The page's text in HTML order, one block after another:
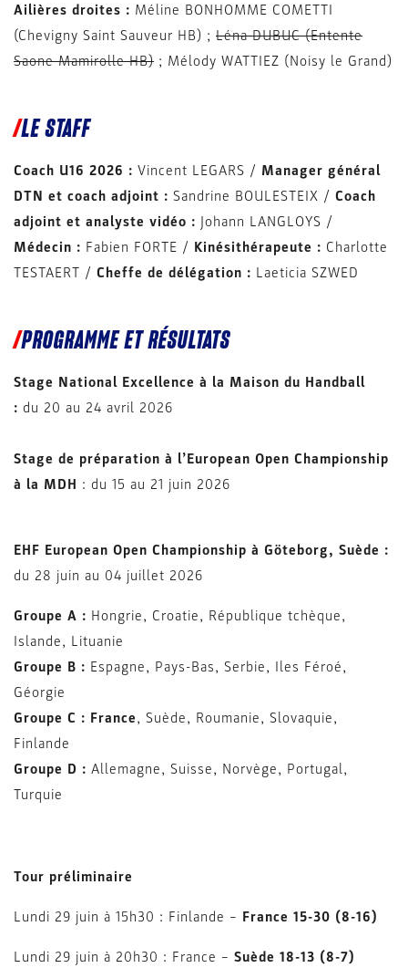
Ailières droites : Méline BONHOMME COMETTI
(Chevigny Saint Sauveur HB) ; Léna DUBUC (Entente
Saone Mamirolle HB) ; Mélody WATTIEZ (Noisy le Grand)
LE STAFF
Coach U16 2026 : Vincent LEGARS / Manager général
DTN et coach adjoint : Sandrine BOULESTEIX / Coach
adjoint et analyste vidéo : Johann LANGLOYS /
Médecin : Fabien FORTE / Kinésithérapeute : Charlotte
TESTAERT / Cheffe de délégation : Laeticia SZWED
PROGRAMME ET RÉSULTATS
Stage National Excellence à la Maison du Handball
: du 20 au 24 avril 2026
Stage de préparation à l’European Open Championship
à la MDH : du 15 au 21 juin 2026
EHF European Open Championship à Göteborg, Suède :
du 28 juin au 04 juillet 2026
Groupe A : Hongrie, Croatie, République tchèque,
Islande, Lituanie
Groupe B : Espagne, Pays-Bas, Serbie, Iles Féroé,
Géorgie
Groupe C : France, Suède, Roumanie, Slovaquie,
Finlande
Groupe D : Allemagne, Suisse, Norvège, Portugal,
Turquie
Tour préliminaire
Lundi 29 juin à 15h30 : Finlande – France 15-30 (8-16)
Lundi 29 juin à 20h30 : France – Suède 18-13 (8-7)